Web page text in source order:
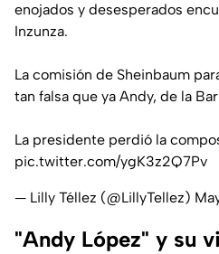
enojados y desesperados
Inzunza.
La comisión de Sheinbaum
tan falsa que ya Andy, de la
La presidente perdió la
pic.twitter.com/ygK3z2Q7Pv
— Lilly Téllez (@LillyTellez)
"Andy López" y su